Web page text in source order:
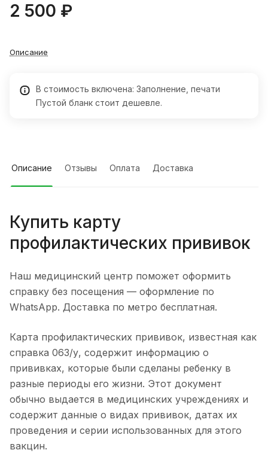
2 500 ₽
Описание
В стоимость включена: Заполнение, печати
Пустой бланк стоит дешевле.
Описание Отзывы Оплата Доставка
Купить карту
профилактических прививок
Наш медицинский центр поможет оформить
справку без посещения — оформление по
WhatsApp. Доставка по метро бесплатная.
Карта профилактических прививок, известная как
справка 063/у, содержит информацию о
прививках, которые были сделаны ребенку в
разные периоды его жизни. Этот документ
обычно выдается в медицинских учреждениях и
содержит данные о видах прививок, датах их
проведения и серии использованных для этого
вакцин.